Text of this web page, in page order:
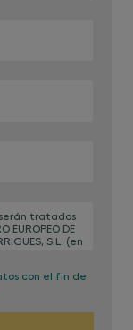
tratados
DE
S.L. (en
de la
de
ser de tu
y otros
con el fin de